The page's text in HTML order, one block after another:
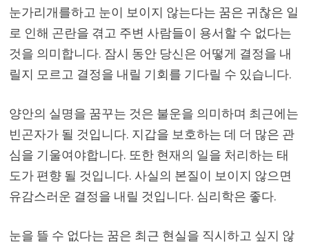
눈가리개를하고 눈이 보이지 않는다는 꿈은 귀찮은 일
로 인해 곤란을 겪고 주변 사람들이 용서할 수 없다는
것을 의미합니다. 잠시 동안 당신은 어떻게 결정을 내
릴지 모르고 결정을 내릴 기회를 기다릴 수 있습니다.
양안의 실명을 꿈꾸는 것은 불운을 의미하며 최근에는
빈곤자가 될 것입니다. 지갑을 보호하는 데 더 많은 관
심을 기울여야합니다. 또한 현재의 일을 처리하는 태
도가 편향 될 것입니다. 사실의 본질이 보이지 않으면
유감스러운 결정을 내릴 것입니다. 심리학은 좋다.
눈을 뜰 수 없다는 꿈은 최근 현실을 직시하고 싶지 않